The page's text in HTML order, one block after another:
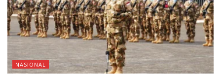
NASIONAL